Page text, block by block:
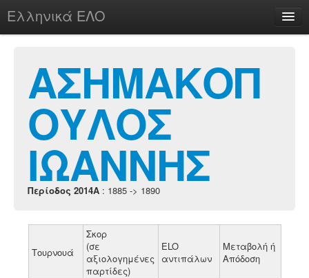
Ελληνικά ΕΛΟ
chesstu.be @ discord
Login
ΑΣΗΜΑΚΟΠ
ΟΥΛΟΣ
ΙΩΑΝΝΗΣ
Περίοδος 2014A : 1885 -> 1890
Τουρνουά
Σκορ
(σε
αξιολογημένες
παρτίδες)
ELO
αντιπάλων
Μεταβολή ή
Απόδοση